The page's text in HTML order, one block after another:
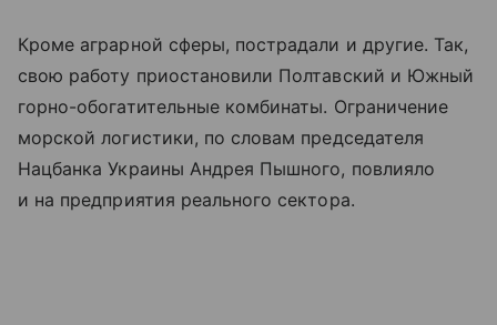
Кроме аграрной сферы, пострадали и другие. Так,
свою работу приостановили Полтавский и Южный
горно-обогатительные комбинаты. Ограничение
морской логистики, по словам председателя
Нацбанка Украины Андрея Пышного, повлияло
и на предприятия реального сектора.